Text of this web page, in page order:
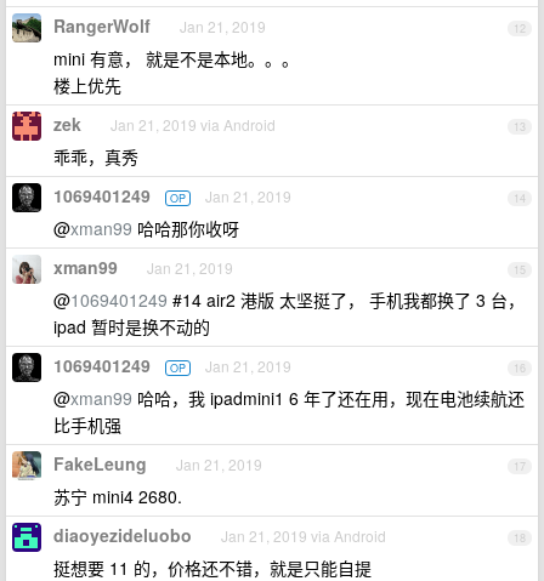
12
RangerWolf Jan 21, 2019
mini 有意， 就是不是本地。。。
楼上优先
13
zek Jan 21, 2019 via Android
乖乖，真秀
14
1069401249 OP Jan 21, 2019
@xman99 哈哈那你收呀
15
xman99 Jan 21, 2019
@1069401249 #14 air2 港版 太坚挺了， 手机我都换了 3 台，
ipad 暂时是换不动的
16
1069401249 OP Jan 21, 2019
@xman99 哈哈，我 ipadmini1 6 年了还在用，现在电池续航还
比手机强
17
FakeLeung Jan 21, 2019
苏宁 mini4 2680.
18
diaoyezideluobo Jan 21, 2019 via Android
挺想要 11 的，价格还不错，就是只能自提